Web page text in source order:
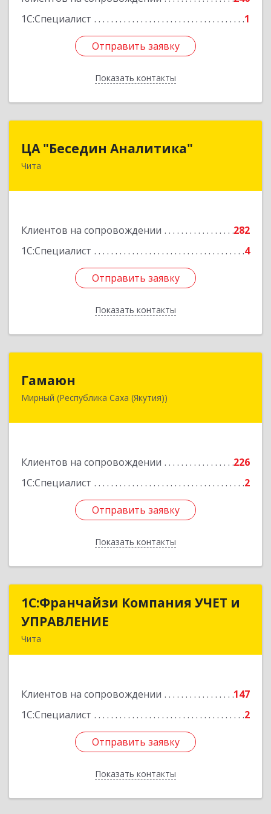
1С:Специалист
1
Отправить заявку
Показать контакты
Отправить заявку
Назад
ЦА "Беседин Аналитика"
Чита
Клиентов на сопровождении
282
1С:Специалист
4
Отправить заявку
Показать контакты
Отправить заявку
Назад
Гамаюн
Мирный (Республика Саха (Якутия))
Клиентов на сопровождении
226
1С:Специалист
2
Отправить заявку
Показать контакты
678170, Саха /Якутия/ Респ, Мирнинский у,
Подробнее
Отправить заявку
Назад
1С:Франчайзи Компания УЧЕТ и
УПРАВЛЕНИЕ
Чита
Клиентов на сопровождении
147
1С:Специалист
2
Отправить заявку
Показать контакты
1С:Франчайзи Компания УЧЕТ и
Подробнее
Отправить заявку
Назад